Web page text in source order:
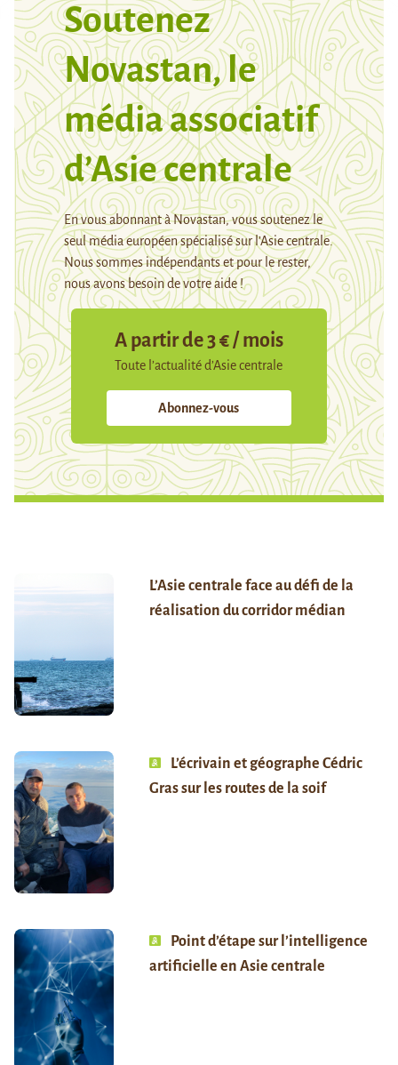
Soutenez
Novastan, le
média associatif
d’Asie centrale
En vous abonnant à Novastan, vous soutenez le
seul média européen spécialisé sur l’Asie centrale.
Nous sommes indépendants et pour le rester,
nous avons besoin de votre aide !
A partir de 3 € / mois
Toute l’actualité d’Asie centrale
Abonnez-vous
L’Asie centrale face au défi de la
réalisation du corridor médian
L’écrivain et géographe Cédric
Gras sur les routes de la soif
Point d’étape sur l’intelligence
artificielle en Asie centrale